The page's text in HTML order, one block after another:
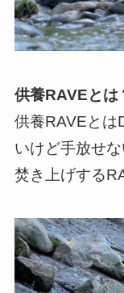
供養RAVEとは
供養RAVEとは
いけど手放せ
焚き上げする